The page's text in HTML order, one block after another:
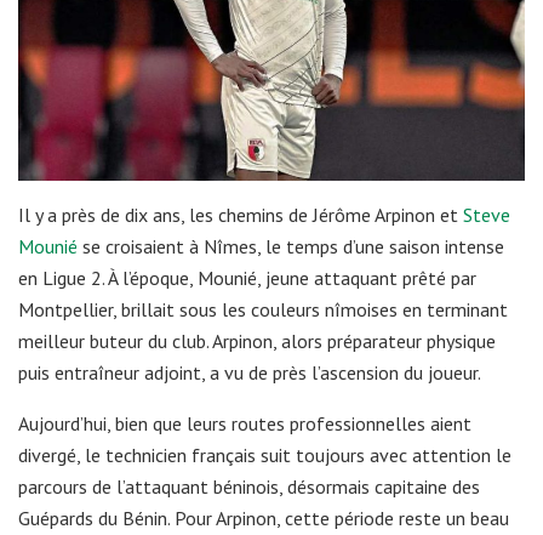
Il y a près de dix ans, les chemins de Jérôme Arpinon et Steve
Mounié se croisaient à Nîmes, le temps d’une saison intense
en Ligue 2. À l’époque, Mounié, jeune attaquant prêté par
Montpellier, brillait sous les couleurs nîmoises en terminant
meilleur buteur du club. Arpinon, alors préparateur physique
puis entraîneur adjoint, a vu de près l’ascension du joueur.
Aujourd’hui, bien que leurs routes professionnelles aient
divergé, le technicien français suit toujours avec attention le
parcours de l’attaquant béninois, désormais capitaine des
Guépards du Bénin. Pour Arpinon, cette période reste un beau